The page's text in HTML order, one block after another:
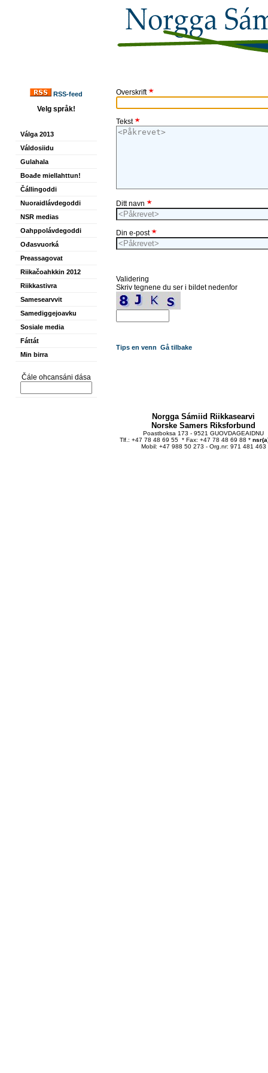
RSS-feed
Velg språk!
Válga 2013
Váldosiidu
Gulahala
Boađe miellahttun!
Čállingoddi
Nuoraidlávdegoddi
NSR medias
Oahppolávdegoddi
Ođasvuorká
Preassagovat
Riikačoahkkin 2012
Riikkastivra
Samesearvvit
Samediggejoavku
Sosiale media
Fáttát
Min birra
Čále ohcansáni dása
Overskrift
Tekst
Ditt navn
Din e-post
Validering
Skriv tegnene du ser i bildet nedenfor
Tips en venn Gå tilbake
Norgga Sámiid Riikkasearvi
Norske Samers Riksforbund
Poastboksa 173 - 9521 GUOVDAGEAIDNU
Tlf.: +47 78 48 69 55 * Fax: +47 78 48 69 88 *
Mobil: +47 988 50 273 - Org.nr: 971 481 463